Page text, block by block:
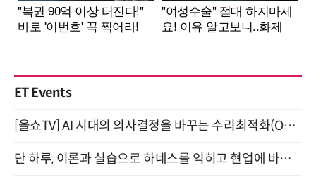
ET Events
[올쇼TV] AI 시대의 의사결정을 바꾸는 수리최적화(Optimization) 소개 (8/20 생방송)
단 하루, 이론과 실습으로 하네스를 익히고 현업에 바로 쓰는 핸즈온 워크숍 (8/20)